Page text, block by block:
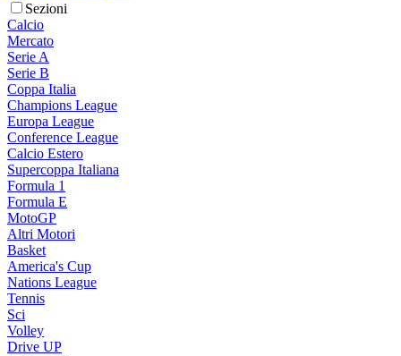
Sezioni
Calcio
Mercato
Serie A
Serie B
Coppa Italia
Champions League
Europa League
Conference League
Calcio Estero
Supercoppa Italiana
Formula 1
Formula E
MotoGP
Altri Motori
Basket
America's Cup
Nations League
Tennis
Sci
Volley
Drive UP